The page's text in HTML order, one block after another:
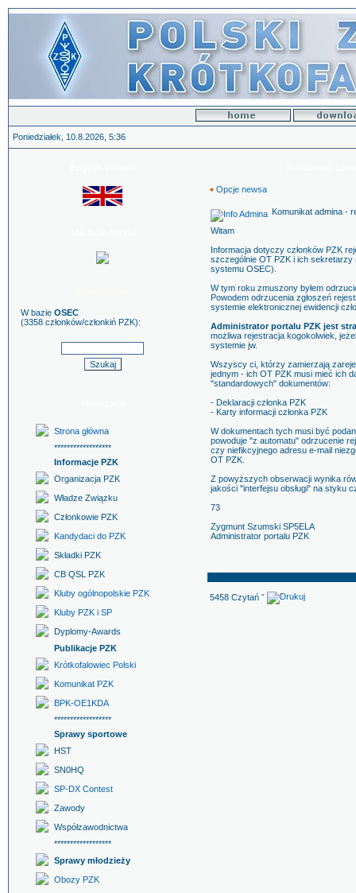
Poniedziałek, 10.8.2026, 5:36
W bazie OSEC
(3358 członków/członkiń PZK):
Strona główna
******************
Informacje PZK
Organizacja PZK
Władze Związku
Członkowie PZK
Kandydaci do PZK
Składki PZK
CB QSL PZK
Kluby ogólnopolskie PZK
Kluby PZK i SP
Dyplomy-Awards
Publikacje PZK
Krótkofalowiec Polski
Komunikat PZK
BPK-OE1KDA
******************
Sprawy sportowe
HST
SN0HQ
SP-DX Contest
Zawody
Współzawodnictwa
******************
Sprawy młodzieży
Obozy PZK
Opcje newsa
Komunikat admina -
Witam
Informacja dotyczy członków PZK
szczególnie OT PZK i ich sekretarzy
systemu OSEC).
W tym roku zmuszony byłem
Powodem odrzucenia zgłoszeń
systemie elektronicznej ewidencji
Administrator portalu PZK jest
możliwa rejestracja kogokolwiek,
systemie jw.
Wszyscy ci, którzy zamierzają
jednym - ich OT PZK musi mieć ich
"standardowych" dokumentów:
- Deklaracji członka PZK
- Karty informacji członka PZK
W dokumentach tych musi być
powoduje "z automatu" odrzucenie
czy niefikcyjnego adresu e-mail
OT PZK.
Z powyższych obserwacji wynika
jakości "interfejsu obsługi" na styku
73
Zygmunt Szumski SP5ELA
Administrator portalu PZK
5458 Czytań ˇ